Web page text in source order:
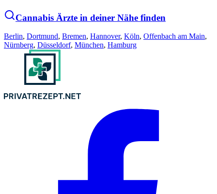
Cannabis Ärzte in deiner Nähe finden
Berlin, Dortmund, Bremen, Hannover, Köln, Offenbach am Main,
Nürnberg, Düsseldorf, München, Hamburg